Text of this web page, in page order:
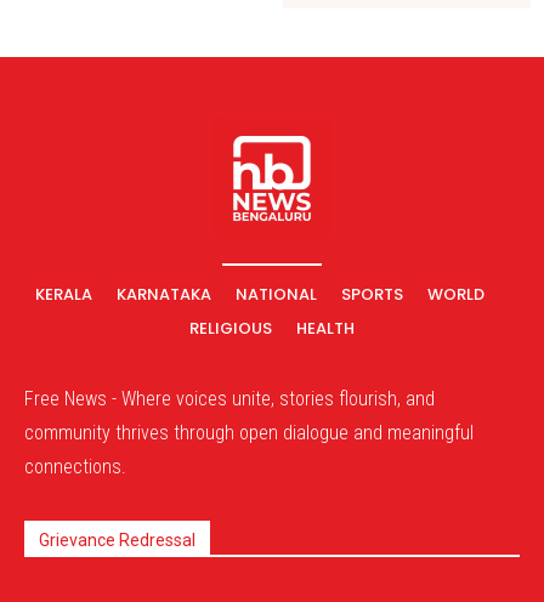
KERALA KARNATAKA NATIONAL SPORTS
WORLD
RELIGIOUS
HEALTH
Free News - Where voices unite, stories flourish, and
community thrives through open dialogue and meaningful
connections.
Grievance Redressal